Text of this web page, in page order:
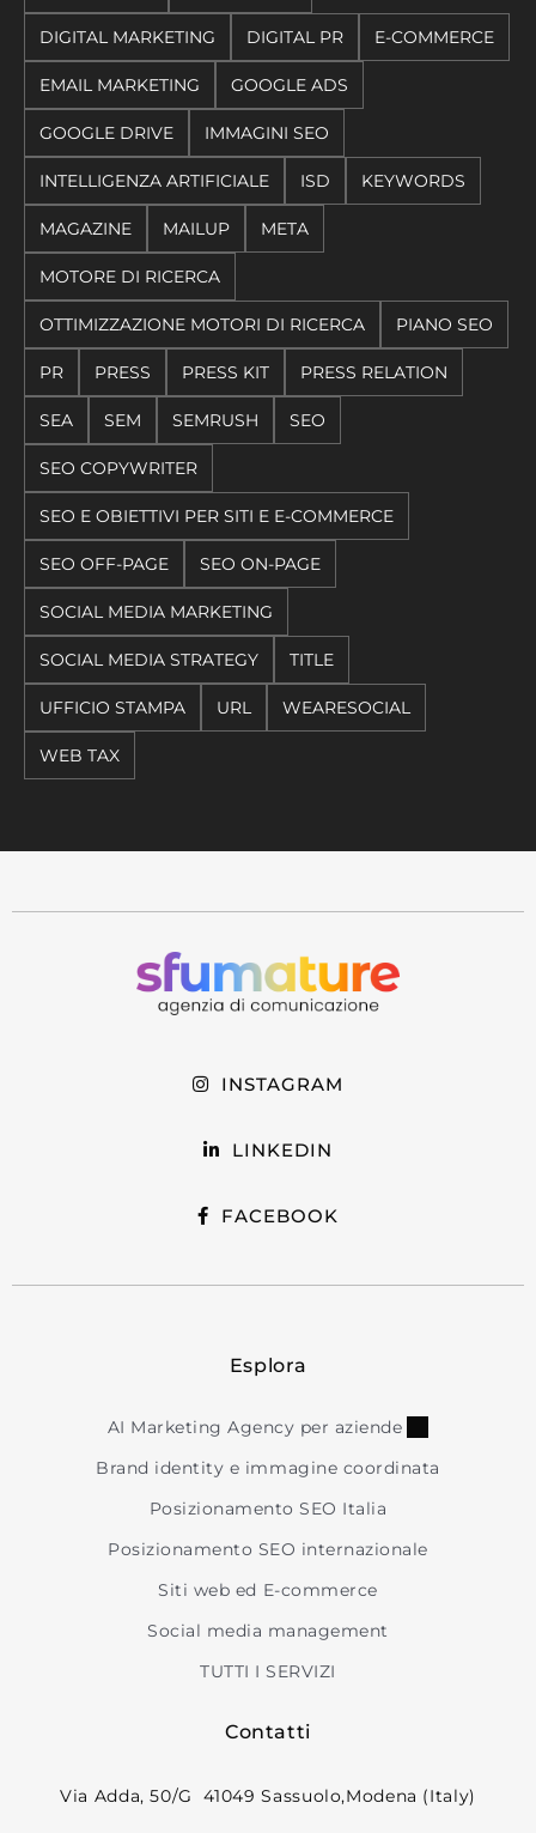
DIGITAL MARKETING DIGITAL PR E-COMMERCE
EMAIL MARKETING GOOGLE ADS
GOOGLE DRIVE IMMAGINI SEO
INTELLIGENZA ARTIFICIALE ISD KEYWORDS
MAGAZINE MAILUP META
MOTORE DI RICERCA
OTTIMIZZAZIONE MOTORI DI RICERCA PIANO SEO
PR PRESS PRESS KIT PRESS RELATION
SEA SEM SEMRUSH SEO
SEO COPYWRITER
SEO E OBIETTIVI PER SITI E E-COMMERCE
SEO OFF-PAGE SEO ON-PAGE
SOCIAL MEDIA MARKETING
SOCIAL MEDIA STRATEGY TITLE
UFFICIO STAMPA URL WEARESOCIAL
WEB TAX
INSTAGRAM
LINKEDIN
FACEBOOK
Contatti
Via Adda, 50/G 41049 Sassuolo,Modena (Italy)
Esplora
AI Marketing Agency per aziende
Brand identity e immagine coordinata
Posizionamento SEO Italia
Posizionamento SEO internazionale
Siti web ed E-commerce
Social media management
TUTTI I SERVIZI